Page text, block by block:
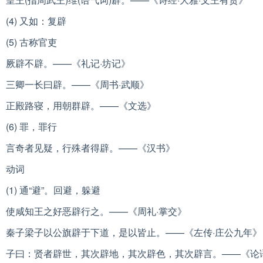
(4) 又如：复辟
(5) 古称官吏
厥辟不辟。——《礼记·坊记》
三卿一长曰辟。——《周书·武顺》
正殿路寝，用朝群辟。——《文选》
(6) 罪，罪行
言奇者见疑，行殊者得辟。——《汉书》
动词
(1) 通“避”。回避，躲避
使咸知王之好恶辟行之。——《周礼·掌交》
秦子梁子以公旗辟于下道，是以皆止。——《左传·庄公九年》
子曰：贤者辟世，其次辟地，其次辟色，其次辟言。——《论